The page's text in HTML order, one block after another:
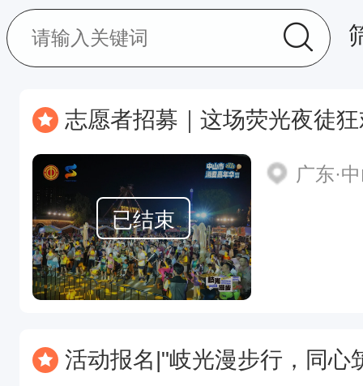
志愿者招募｜这场荧光夜徒
已结束
广东·
活动报名|"岐光漫步行，同心筑邻里"2026第四届“好邻里”系